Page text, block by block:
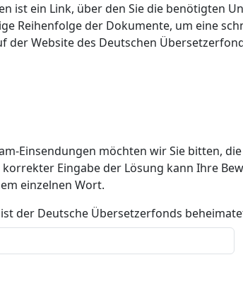
ist ein Link, über den Sie die benötigten
Reihenfolge der Dokumente, um eine
der Website des Deutschen
Einsendungen möchten wir Sie bitten,
Eingabe der Lösung kann Ihre
einzelnen Wort.
der Deutsche Übersetzerfonds